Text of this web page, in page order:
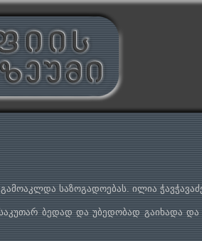
საზოგადოებას. ილია ჭავჭავაძე
ბედად და უბედობად გაიხადა და